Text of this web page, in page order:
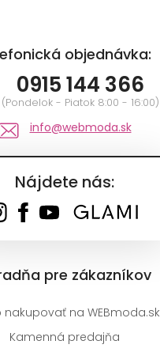
objednávka:
0915 144 366
(Pondelok - Piatok 8:00 - 16:00)
info@webmoda.sk
Nájdete nás:
pre zákazníkov
nakupovať na WEBmoda.sk
Kamenná predajňa